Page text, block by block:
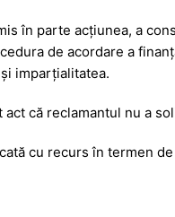
în parte acțiunea, a
de acordare a
imparțialitatea.
că reclamantul nu a
cu recurs în termen